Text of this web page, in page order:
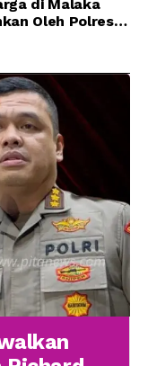
di Malaka
Oleh Polres